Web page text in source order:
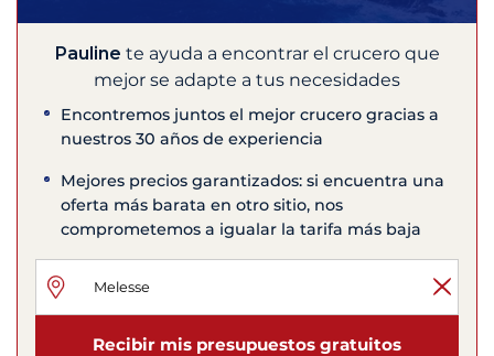
Pauline te ayuda a encontrar el crucero que
mejor se adapte a tus necesidades
Encontremos juntos el mejor crucero gracias a
nuestros 30 años de experiencia
Mejores precios garantizados: si encuentra una
oferta más barata en otro sitio, nos
comprometemos a igualar la tarifa más baja
Recibir mis presupuestos gratuitos